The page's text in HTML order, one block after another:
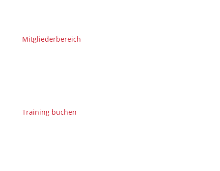
Mitgliederbereich
Training buchen